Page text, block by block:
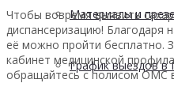
Материалы и
График выездов
Чтобы вовремя выявить
диспансеризацию! Благодаря
её можно пройти бесплатно.
кабинет медицинской
обращайтесь с полисом ОМС